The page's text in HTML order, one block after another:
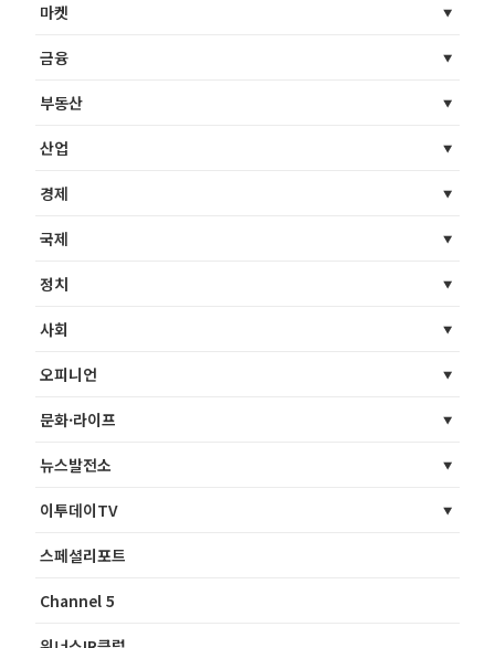
마켓
금융
부동산
산업
경제
국제
정치
사회
오피니언
문화·라이프
뉴스발전소
이투데이TV
스페셜리포트
Channel 5